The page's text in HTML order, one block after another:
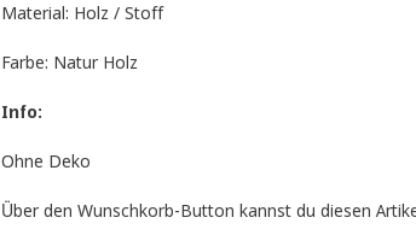
Material: Holz / Stoff
Farbe: Natur Holz
Info:
Ohne Deko
Über den Wunschkorb-Button kannst du diesen